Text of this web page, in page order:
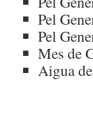
Pel
Pel
Mes de
Aigua